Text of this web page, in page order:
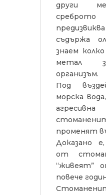
други
среброто
съдържа
знаем
метал
организъм.
Под
морска
променят
Доказано
от
“живеят”
повече